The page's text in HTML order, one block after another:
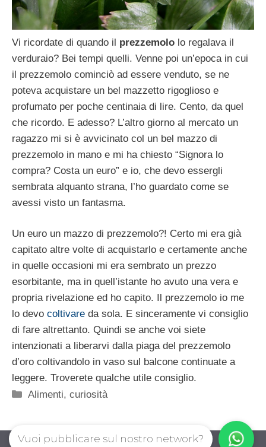
Vi ricordate di quando il prezzemolo lo regalava il
verduraio? Bei tempi quelli. Venne poi un’epoca in cui
il prezzemolo cominciò ad essere venduto, se ne
poteva acquistare un bel mazzetto rigoglioso e
profumato per poche centinaia di lire. Cento, da quel
che ricordo. E adesso? L’altro giorno al mercato un
ragazzo mi si è avvicinato col un bel mazzo di
prezzemolo in mano e mi ha chiesto “Signora lo
compra? Costa un euro” e io, che devo essergli
sembrata alquanto strana, l’ho guardato come se
avessi visto un fantasma.
Un euro un mazzo di prezzemolo?! Certo mi era già
capitato altre volte di acquistarlo e certamente anche
in quelle occasioni mi era sembrato un prezzo
esorbitante, ma in quell’istante ho avuto una vera e
propria rivelazione ed ho capito. Il prezzemolo io me
lo devo coltivare da sola. E sinceramente vi consiglio
di fare altrettanto. Quindi se anche voi siete
intenzionati a liberarvi dalla piaga del prezzemolo
d’oro coltivandolo in vaso sul balcone continuate a
leggere. Troverete qualche utile consiglio.
Categorie
Alimenti,curiosità
Vuoi pubblicare sul nostro network?